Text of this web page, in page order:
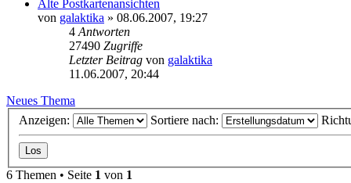
Alte Postkartenansichten
von galaktika » 08.06.2007, 19:27
4 Antworten
27490 Zugriffe
Letzter Beitrag von galaktika
11.06.2007, 20:44
Neues Thema
Anzeigen:
Sortiere nach:
6 Themen • Seite 1 von 1